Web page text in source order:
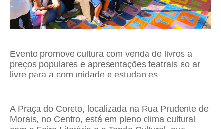
Evento promove cultura com venda de livros a
preços populares e apresentações teatrais ao ar
livre para a comunidade e estudantes
A Praça do Coreto, localizada na Rua Prudente de
Morais, no Centro, está em pleno clima cultural